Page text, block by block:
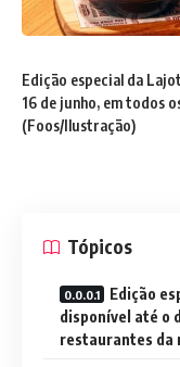
Edição especial da
16 de junho, em todos
(Foos/Ilustração)
Tópicos
Edição
disponível até o
restaurantes da